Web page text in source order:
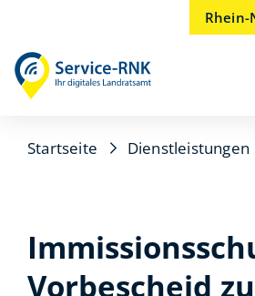
Rhein-
Startseite Dienstleistungen
Vorbescheid